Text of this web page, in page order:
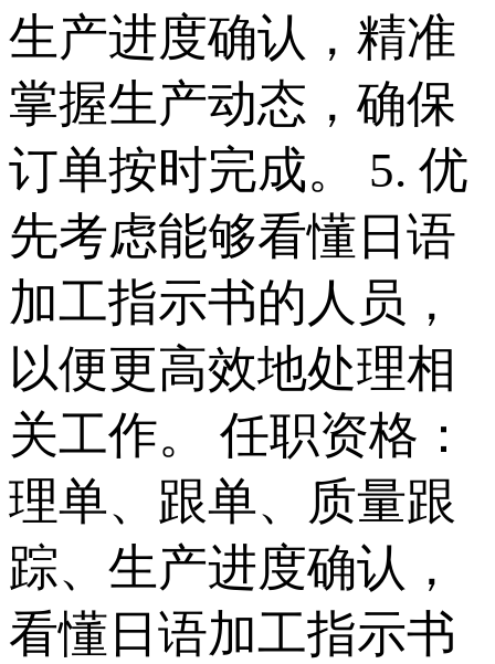
生产进度确认，精准
掌握生产动态，确保
订单按时完成。 5. 优
先考虑能够看懂日语
加工指示书的人员，
以便更高效地处理相
关工作。 任职资格：
理单、跟单、质量跟
踪、生产进度确认，
看懂日语加工指示书